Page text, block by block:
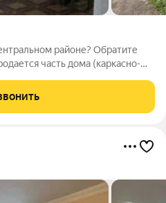
районе? Обратите
часть дома (каркасно-
возможность сделать все по